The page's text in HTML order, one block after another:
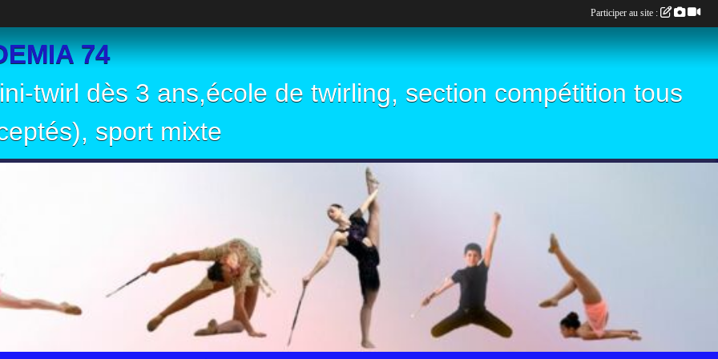
74
twirl dès 3 ans,école de twirling, section compétition tous
sport mixte
Participer au site :